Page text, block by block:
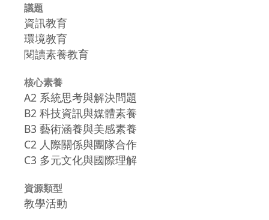
議題
資訊教育
環境教育
閱讀素養教育
核心素養
A2 系統思考與解決問題
B2 科技資訊與媒體素養
B3 藝術涵養與美感素養
C2 人際關係與團隊合作
C3 多元文化與國際理解
資源類型
教學活動